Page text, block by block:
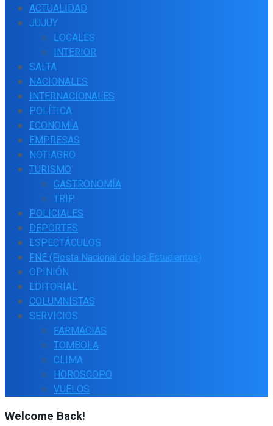
ACTUALIDAD
JUJUY
LOCALES
INTERIOR
SALTA
NACIONALES
INTERNACIONALES
POLÍTICA
ECONOMÍA
EMPRESAS
NOTIAGRO
TURISMO
GASTRONOMÍA
TRIP
POLICIALES
DEPORTES
ESPECTÁCULOS
FNE (Fiesta Nacional de los Estudiantes)
OPINIÓN
EDITORIAL
COLUMNISTAS
SERVICIOS
FARMACIAS
TOMBOLA
CLIMA
HOROSCOPO
VUELOS
Welcome Back!